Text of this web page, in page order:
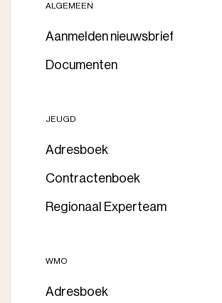
ALGEMEEN
Aanmelden nieuwsbrief
Documenten
JEUGD
Adresboek
Contractenboek
Regionaal Experteam
WMO
Adresboek